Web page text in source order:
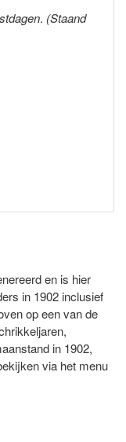
. (Staand
en is hier
in 1902 inclusief
op een van de
in 1902,
via het menu